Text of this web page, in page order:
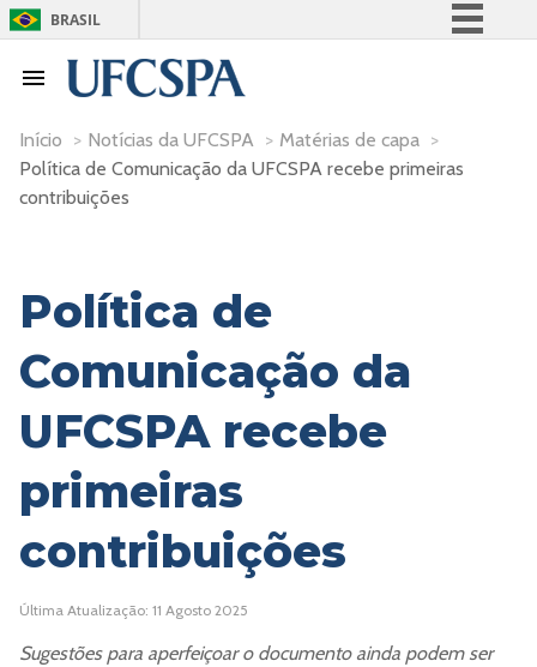
BRASIL
Participe
Acesso à informação
Início > Notícias da UFCSPA > Matérias de capa >
Política de Comunicação da UFCSPA recebe primeiras
contribuições
Política de
Comunicação da
UFCSPA recebe
primeiras
contribuições
Última Atualização: 11 Agosto 2025
Sugestões para aperfeiçoar o documento ainda podem ser